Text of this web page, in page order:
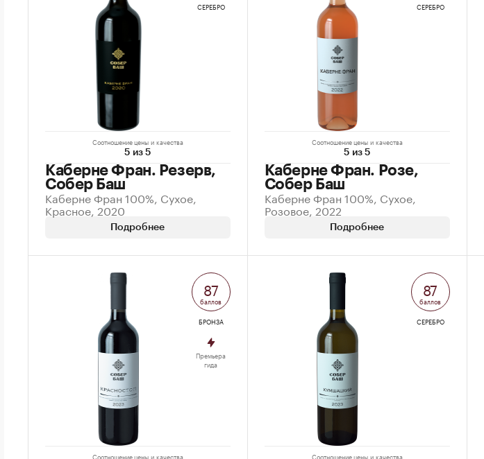
Соотношение цены и качества
5 из 5
Каберне Фран. Резерв,
Собер Баш
Каберне Фран 100%, Сухое,
Красное, 2020
Подробнее
СЕРЕБРО
Соотношение цены и качества
5 из 5
Каберне Фран. Розе,
Собер Баш
Каберне Фран 100%, Сухое,
Розовое, 2022
Подробнее
СЕРЕБРО
Соотношение цены и качества
87
баллов
БРОНЗА
Премьера
гида
Соотношение цены и качества
87
баллов
СЕРЕБРО